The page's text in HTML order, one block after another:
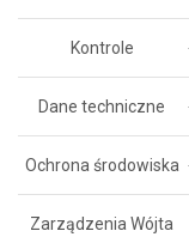
Kontrole
Dane techniczne
Ochrona środowiska
Zarządzenia Wójta